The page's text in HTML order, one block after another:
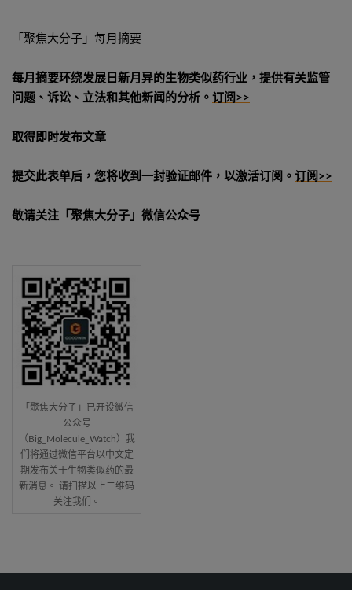
「聚焦大分子」每月摘要
每月摘要环绕发展日新月异的生物类似药行业，提供有关监管
问题、诉讼、立法和其他新闻的分析。 订阅>>
取得即时发布文章
提交此表单后，您将收到一封验证邮件，以激活订阅。 订阅>>
敬请关注「聚焦大分子」微信公众号
「聚焦大分子」已开设微信
公众号
（Big_Molecule_Watch）我
们将通过微信平台以中文定
期发布关于生物类似药的最
新消息。 请扫描以上二维码
关注我们。